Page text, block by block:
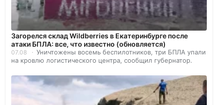
Загорелся склад Wildberries в Екатеринбурге после
атаки БПЛА: все, что известно (обновляется)
07.08
Уничтожены восемь беспилотников, три БПЛА упали
на кровлю логистического центра, сообщил губернатор.